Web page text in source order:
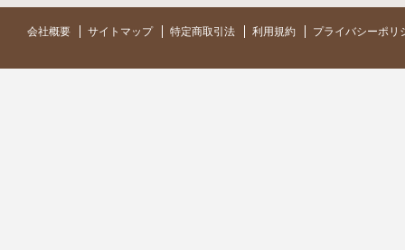
会社概要 サイトマップ 特定商取引法 利用規約 プライバシーポリ